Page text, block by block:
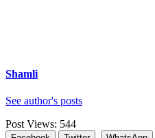
Shamli
See author's posts
Post Views: 544